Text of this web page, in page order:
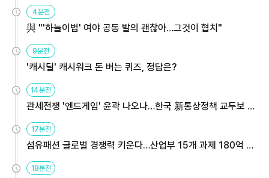
4분전
與 "'하늘이법' 여야 공동 발의 괜찮아…그것이 협치"
9분전
'캐시딜' 캐시워크 돈 버는 퀴즈, 정답은?
14분전
관세전쟁 '엔드게임' 윤곽 나오나…한국 新통상정책 교두보 활
용해야
17분전
섬유패션 글로벌 경쟁력 키운다…산업부 15개 과제 180억 지
원
18분전